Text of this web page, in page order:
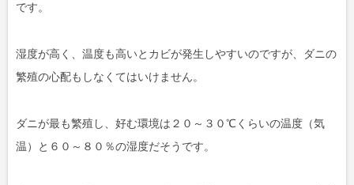
です。
湿度が高く、温度も高いとカビが発生しやすいのですが、ダニの
繁殖の心配もしなくてはいけません。
ダニが最も繁殖し、好む環境は２０～３０℃くらいの温度（気
温）と６０～８０％の湿度だそうです。